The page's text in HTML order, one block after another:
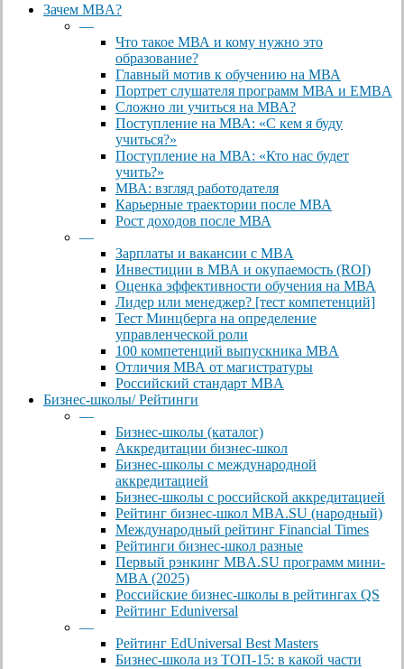
Close
Зачем MBA?
—
Что такое МВА и кому нужно это
образование?
Главный мотив к обучению на МВА
Портрет слушателя программ МВА и EMBA
Сложно ли учиться на МВА?
Поступление на МВА: «С кем я буду
учиться?»
Поступление на МВА: «Кто нас будет
учить?»
МВА: взгляд работодателя
Карьерные траектории после МВА
Рост доходов после МВА
—
Зарплаты и вакансии с MBA
Инвестиции в МВА и окупаемость (ROI)
Оценка эффективности обучения на МВА
Лидер или менеджер? [тест компетенций]
Тест Минцберга на определение
управленческой роли
100 компетенций выпускника MBA
Отличия МВА от магистратуры
Российский стандарт MBA
Бизнес-школы/ Рейтинги
—
Бизнес-школы (каталог)
Аккредитации бизнес-школ
Бизнес-школы с международной
аккредитацией
Бизнес-школы с российской аккредитацией
Рейтинг бизнес-школ MBA.SU (народный)
Международный рейтинг Financial Times
Рейтинги бизнес-школ разные
Первый рэнкинг MBA.SU программ мини-
MBA (2025)
Российские бизнес-школы в рейтингах QS
Рейтинг Eduniversal
—
Рейтинг EdUniversal Best Masters
Бизнес-школа из ТОП-15: в какой части